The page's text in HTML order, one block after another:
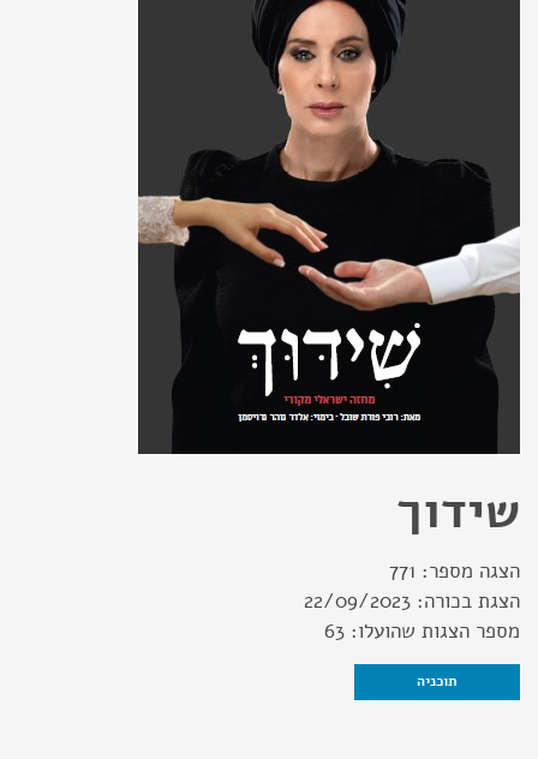
שידוך
הצגה מספר: 771
הצגת בכורה: 22/09/2023
מספר הצגות שהועלו: 63
תוכניה